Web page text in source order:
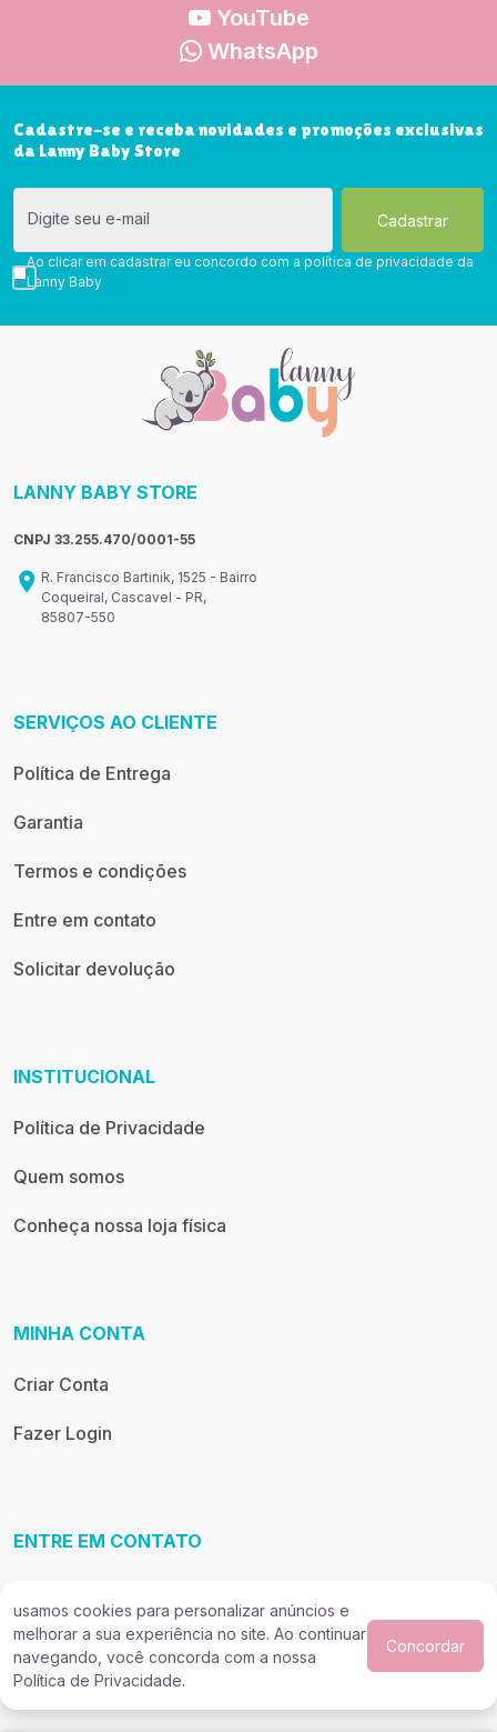
YouTube
WhatsApp
Cadastre-se e receba novidades e promoções exclusivas
da Lanny Baby Store
Digite seu e-mail
Ao clicar em cadastrar eu concordo com a política de privacidade da
Lanny Baby
LANNY BABY STORE
CNPJ 33.255.470/0001-55
R. Francisco Bartinik, 1525 - Bairro
Coqueiral, Cascavel - PR,
85807-550
SERVIÇOS AO CLIENTE
Política de Entrega
Garantia
Termos e condições
Entre em contato
Solicitar devolução
INSTITUCIONAL
Política de Privacidade
Quem somos
Conheça nossa loja física
MINHA CONTA
Criar Conta
Fazer Login
ENTRE EM CONTATO
(45) 9 9957-4488
site@lannyreborn.com.br
usamos cookies para personalizar anúncios e
melhorar a sua experiência no site. Ao continuar
navegando, você concorda com a nossa
Política de Privacidade.
Concordar